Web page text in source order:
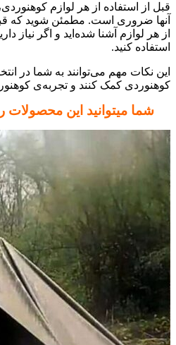
قبل از استفاده از هر لوازم
آنها ضروری است. مطمئن شوید که
از هر لوازم آشنا شده‌اید و اگر نیاز
استفاده کنید.
این نکات مهم می‌توانند به شما در
کوهنوردی کمک کنند و تجربه‌ی
شما میتوانید این محصولات